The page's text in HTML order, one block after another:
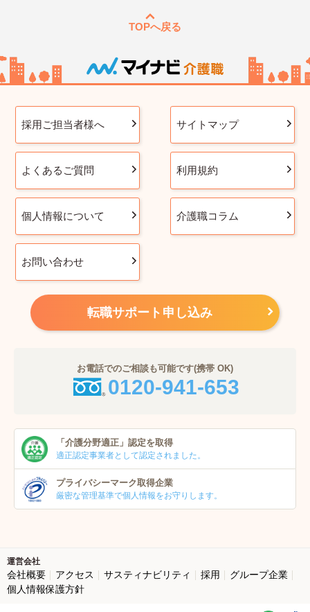
TOPへ戻る
採用ご担当者様へ サイトマップ
よくあるご質問 利用規約
個人情報について 介護職コラム
お問い合わせ
転職サポート申し込み
お電話でのご相談も可能です(携帯 OK)
0120-941-653
「介護分野適正」 認定を取得
適正認定事業者として認定されました。
プライバシーマーク取得企業
厳密な管理基準で個人情報をお守りします。
運営会社
会社概要 アクセス サスティナビリティ 採用
グループ企業
個人情報保護方針